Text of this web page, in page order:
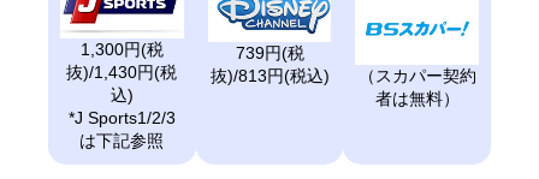
1,300円(税
抜)/1,430円(税
込)
*J Sports1/2/3
は下記参照
739円(税
抜)/813円(税込)
（スカパー契約
者は無料）